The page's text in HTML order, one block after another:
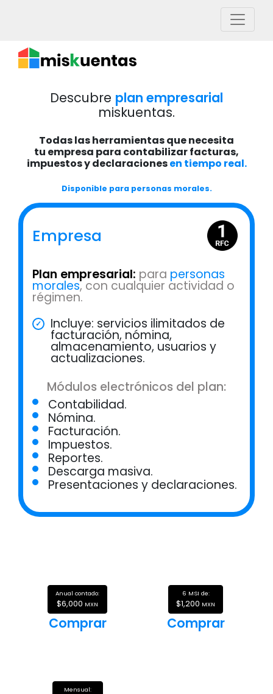
Descubre plan empresarial
miskuentas.
Todas las herramientas que necesita
tu empresa para contabilizar facturas,
impuestos y declaracionesen tiempo real.
Disponible para personas morales.
Empresa
Plan empresarial: para personas
morales, con cualquier actividad o
régimen.
Incluye: servicios ilimitados de
facturación, nómina,
almacenamiento, usuarios y
actualizaciones.
Módulos electrónicos del plan:
Contabilidad.
Nómina.
Facturación.
Impuestos.
Reportes.
Descarga masiva.
Presentaciones y declaraciones.
Anual contado:
$6,000 MXN
Comprar
6 MSI de:
$1,200 MXN
Comprar
Mensual: